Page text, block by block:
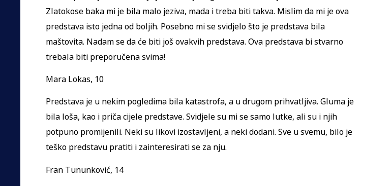
Zlatokose baka mi je bila malo jeziva, mada i treba biti takva. Mislim da mi je ova
predstava isto jedna od boljih. Posebno mi se svidjelo što je predstava bila
maštovita. Nadam se da će biti još ovakvih predstava. Ova predstava bi stvarno
trebala biti preporučena svima!
Mara Lokas, 10
Predstava je u nekim pogledima bila katastrofa, a u drugom prihvatljiva. Gluma je
bila loša, kao i priča cijele predstave. Svidjele su mi se samo lutke, ali su i njih
potpuno promijenili. Neki su likovi izostavljeni, a neki dodani. Sve u svemu, bilo je
teško predstavu pratiti i zainteresirati se za nju.
Fran Tununković, 14